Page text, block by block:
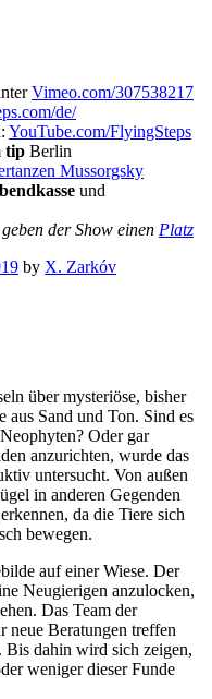
Vimeo.com/307538217
de/
YouTube.com/FlyingSteps
tip Berlin
Mussorgsky
und
der Show einen Platz
by X. Zarkóv
über mysteriöse, bisher
Sand und Ton. Sind es
Oder gar
anzurichten, wurde das
untersucht. Von außen
in anderen Gegenden
da die Tiere sich
bewegen.
auf einer Wiese. Der
Neugierigen anzulocken,
Das Team der
neue Beratungen treffen
Bis dahin wird sich zeigen,
weniger dieser Funde